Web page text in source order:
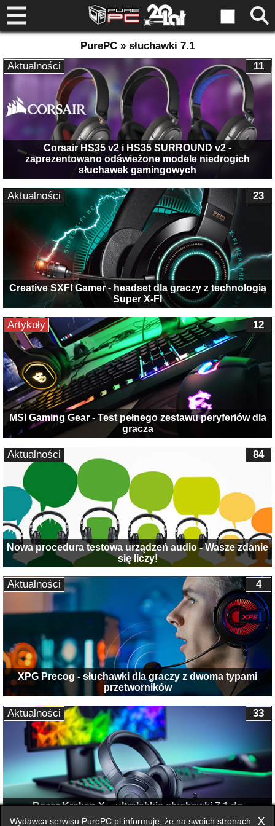
PurePC » słuchawki 7.1
Corsair HS35 v2 i HS35 SURROUND v2 -
zaprezentowano odświeżone modele niedrogich
słuchawek gamingowych
11
Aktualności
Creative SXFI Gamer - headset dla graczy z technologią
Super X-FI
23
Aktualności
MSI Gaming Gear - Test pełnego zestawu peryferiów dla
gracza
12
Artykuły
Nowa procedura testowa urządzeń audio - Wasze zdanie
się liczy!
84
Aktualności
XPG Precog - słuchawki dla graczy z dwoma typami
przetworników
4
Aktualności
Razer Kraken X – ultralekkie słuchawki 7.1 do
całodniowego grania
33
Aktualności
X
Wydawca serwisu PurePC.pl informuje, że na swoich stronach